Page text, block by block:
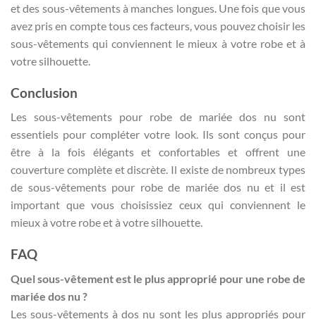
et des sous-vêtements à manches longues. Une fois que vous
avez pris en compte tous ces facteurs, vous pouvez choisir les
sous-vêtements qui conviennent le mieux à votre robe et à
votre silhouette.
Conclusion
Les sous-vêtements pour robe de mariée dos nu sont
essentiels pour compléter votre look. Ils sont conçus pour
être à la fois élégants et confortables et offrent une
couverture complète et discrète. Il existe de nombreux types
de sous-vêtements pour robe de mariée dos nu et il est
important que vous choisissiez ceux qui conviennent le
mieux à votre robe et à votre silhouette.
FAQ
Quel sous-vêtement est le plus approprié pour une robe de
mariée dos nu ?
Les sous-vêtements à dos nu sont les plus appropriés pour